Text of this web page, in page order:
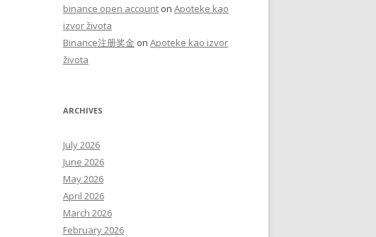
binance open account on Apoteke kao
izvor života
Binance注册奖金 on Apoteke kao izvor
života
ARCHIVES
July 2026
June 2026
May 2026
April 2026
March 2026
February 2026